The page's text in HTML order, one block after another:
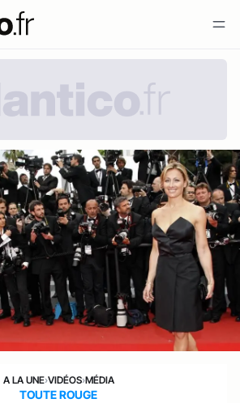
A LA UNE›VIDÉOS›MÉDIA
TOUTE ROUGE